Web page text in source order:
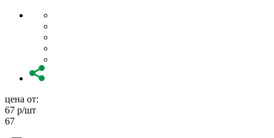
цена от:
67 р/шт
67